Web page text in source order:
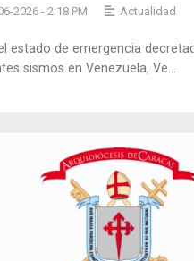
2026 - 2:18 PM Actualidad
estado de emergencia
sismos en Venezuela, Ve...